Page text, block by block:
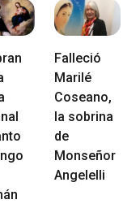
Falleció
Marilé
Coseano,
la sobrina
de
Monseñor
Angelelli